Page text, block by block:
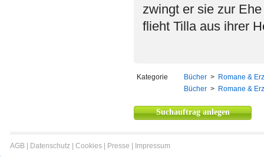
zwingt er sie zur
flieht Tilla aus ihrer
Kategorie Bücher > Romane &
Bücher > Romane &
Suchauftrag anlegen
AGB Datenschutz Cookies Presse Impressum